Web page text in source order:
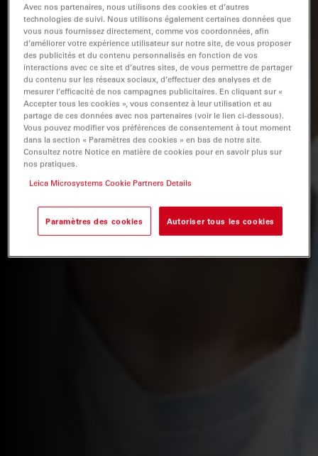
Avec nos partenaires, nous utilisons des cookies et d’autres
technologies de suivi. Nous utilisons également certaines données que
vous nous fournissez directement, comme vos coordonnées, afin
d’améliorer votre expérience utilisateur sur notre site, de vous proposer
des publicités et du contenu personnalisés en fonction de vos
interactions avec ce site et d’autres sites, de vous permettre de partager
du contenu sur les réseaux sociaux, d’effectuer des analyses et de
mesurer l’efficacité de nos campagnes publicitaires. En cliquant sur «
Accepter tous les cookies », vous consentez à leur utilisation et au
partage de ces données avec nos partenaires (voir le lien ci-dessous).
Vous pouvez modifier vos préférences de consentement à tout moment
dans la section « Paramètres des cookies » en bas de notre site.
Consultez notre Notice en matière de cookies pour en savoir plus sur
nos pratiques.
Leica Microsystems Cookie Partners Details
Paramètres des cookies Autoriser tous les cookies